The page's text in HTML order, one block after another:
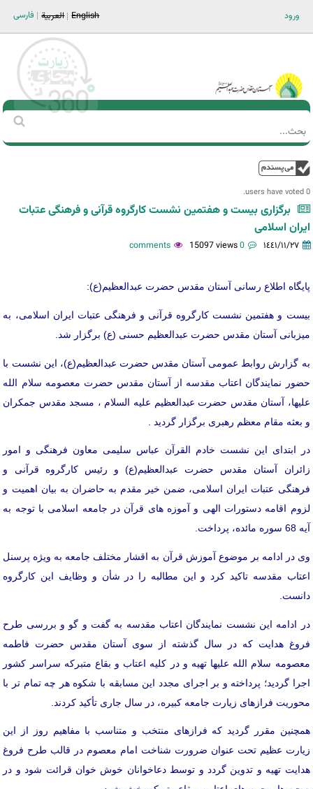
ورود فارسی العربية English
Main men-AR
استمارة
‏
0 users have voted.
برگزاری بیست و هفتمین نشست كارگروه قرآنی و فرهنگی عتبات
ايران اسلامی
١٤٤١/١١/٢٧ 0 comments
15097 views
پایگاه اطلاع رسانی آستان مقدس حضرت عبدالعظیم(ع):
بیست و هفتمین نشست كارگروه قرآنی و فرهنگی عتبات ايران اسلامی، به
میزبانی آستان مقدس حضرت عبدالعظیم حسنی (ع) برگزار شد.
به گزارش روابط عمومی آستان مقدس حضرت عبدالعظیم(ع)، این نشست با
حضور نمايندگان اعتاب مقدسه از آستان مقدس حضرت معصومه سلام الله
علیها، آستان مقدس حضرت عبدالعظيم عليه السلام ، مسجد مقدس جمکران
و بعثه مقام معظم رهبری برگزار گردید .
در ابتدای این نشست خادم القرآن عباس سليمی معاون فرهنگی و امور
زائران آستان مقدس حضرت عبدالعظیم(ع) و رئيس كارگروه قرآنی و
فرهنگی عتبات ايران اسلامی، ضمن خیر مقدم به حاضران به بیان اهمیت و
لزوم اقامه دستورات الهی و آموزه های قرآن در جامعه اسلامی با توجه به
آیه 68 سوره مائده، پرداخت.
وی در ادامه بر موضوع آموزش قرآن به اقشار مختلف جامعه به ویژه پرسنل
اعتاب مقدسه تاکید کرد و این مطالبه را در شأن و وظایف این کارگروه
دانست.
در ادامه این نشست نمایندگان اعتاب مقدسه به گفت و گو و بررسی طرح
فروغ هدایت که در سال گذشته از سوی آستان مقدس حضرت فاطمه
معصومه سلام الله علیها تهیه و در کلیه اعتاب و بقاع متبرکه سراسر کشور
اجرا گردید؛ پرداخته و بر اجرای مجدد این مسابقه با شکوه هر چه تمام تر با
محوریت فرازهای زیارت جامعه کبیره، در سال جاری تأکید کردند.
همچنین مقرر گردید که فرازهای منتخب و متناسب با مفاهیم روز از این
زیارت عظیم تحت عنوان ضرورت شناخت امام معصوم در قالب طرح فروغ
هدایت تهیه و تدوین گردد و توسط دعاخوانان خوش خوان قرائت شود و در